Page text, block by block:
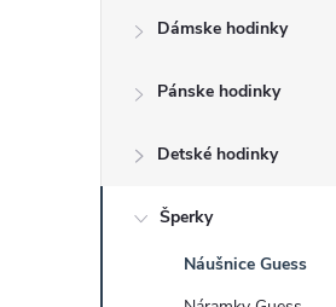
ý
Dámske hodinky
Pánske hodinky
Detské hodinky
Šperky
Náušnice Guess